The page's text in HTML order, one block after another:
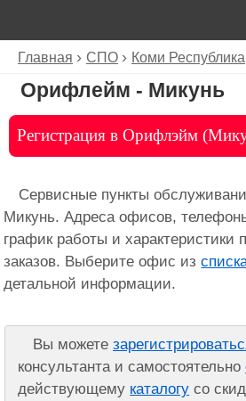
Главная СПО Коми Республика
Орифлейм - Микунь
Регистрация в Орифлэйм
Сервисные пункты
Микунь. Адреса офисов,
график работы и характеристики
заказов. Выберите офис из
детальной информации.
Вы можете
консультанта и самостоятельно
действующему каталогу со